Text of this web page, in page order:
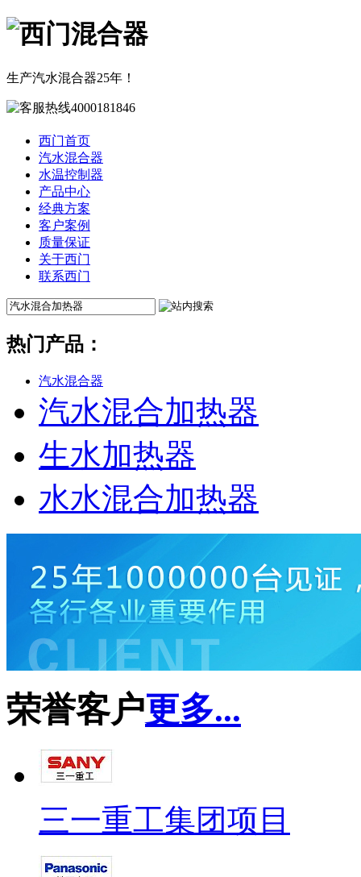
生产汽水混合器25年！
西门首页
汽水混合器
水温控制器
产品中心
经典方案
客户案例
质量保证
关于西门
联系西门
热门产品：
汽水混合器
汽水混合加热器
生水加热器
水水混合加热器
荣誉客户更多...
三一重工集团项目